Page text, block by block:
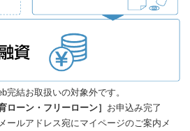
完結お取扱いの対象外です。
ローン・フリーローン］ お申込み完了
ールアドレス宛にマイページのご案内メ